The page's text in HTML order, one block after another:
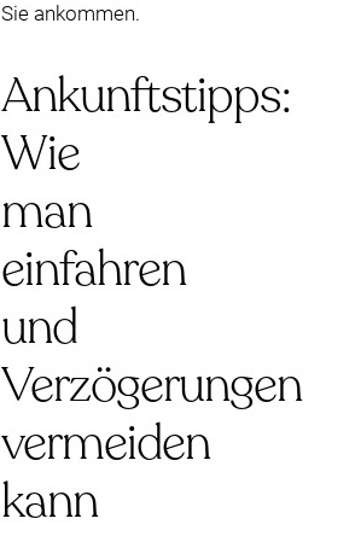
Sie ankommen.
Ankunftstipps:
Wie
man
einfahren
und
Verzögerungen
vermeiden
kann